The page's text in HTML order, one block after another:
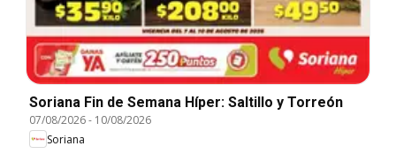
Soriana Fin de Semana Híper: Saltillo y Torreón
07/08/2026- 10/08/2026
Soriana